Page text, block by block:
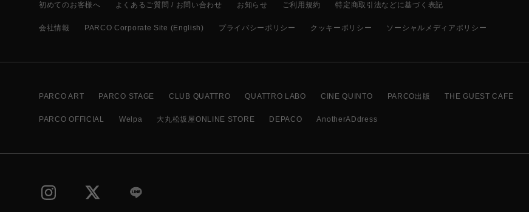
初めてのお客様へ よくあるご質問 / お問い合わせ お知らせ ご利用規約 特定商取引法などに基づく表記
会社情報 PARCO Corporate Site (English) プライバシーポリシー クッキーポリシー ソーシャルメディアポリシー
PARCO ART PARCO STAGE CLUB QUATTRO QUATTRO LABO CINE QUINTO PARCO出版 THE GUEST CAFE
PARCO OFFICIAL Welpa 大丸松坂屋ONLINE STORE DEPACO AnotherADdress